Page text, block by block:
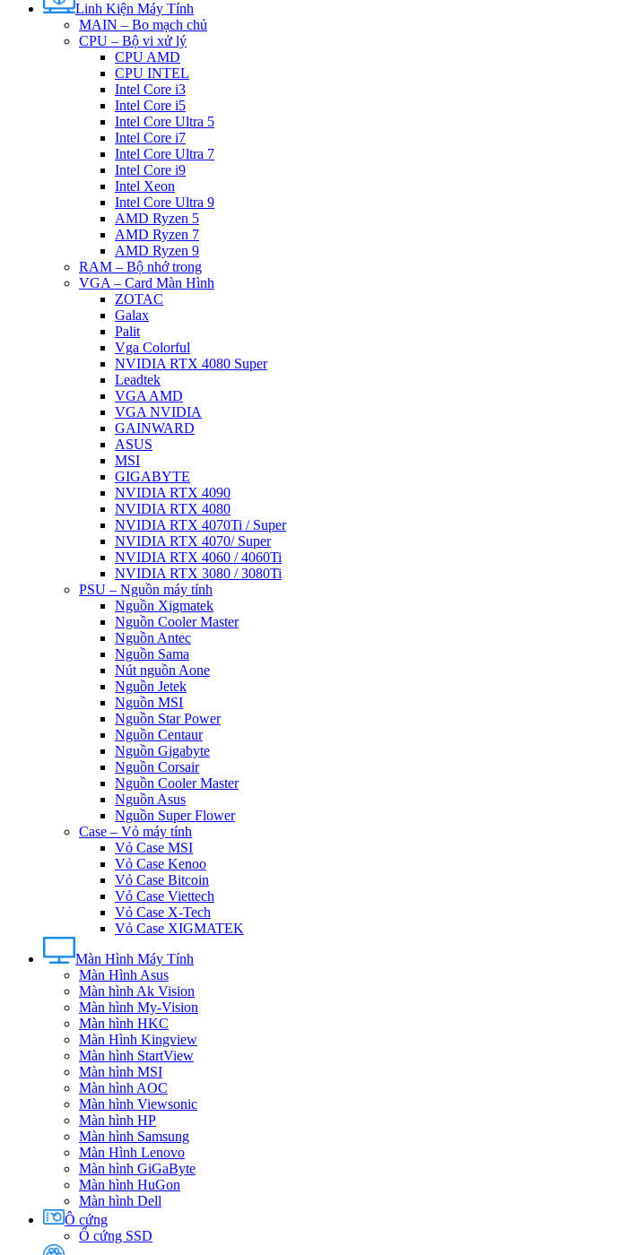
Linh Kiện Máy Tính
MAIN – Bo mạch chủ
CPU – Bộ vi xử lý
CPU AMD
CPU INTEL
Intel Core i3
Intel Core i5
Intel Core Ultra 5
Intel Core i7
Intel Core Ultra 7
Intel Core i9
Intel Xeon
Intel Core Ultra 9
AMD Ryzen 5
AMD Ryzen 7
AMD Ryzen 9
RAM – Bộ nhớ trong
VGA – Card Màn Hình
ZOTAC
Galax
Palit
Vga Colorful
NVIDIA RTX 4080 Super
Leadtek
VGA AMD
VGA NVIDIA
GAINWARD
ASUS
MSI
GIGABYTE
NVIDIA RTX 4090
NVIDIA RTX 4080
NVIDIA RTX 4070Ti / Super
NVIDIA RTX 4070/ Super
NVIDIA RTX 4060 / 4060Ti
NVIDIA RTX 3080 / 3080Ti
PSU – Nguồn máy tính
Nguồn Xigmatek
Nguồn Cooler Master
Nguồn Antec
Nguồn Sama
Nút nguồn Aone
Nguồn Jetek
Nguồn MSI
Nguồn Star Power
Nguồn Centaur
Nguồn Gigabyte
Nguồn Corsair
Nguồn Cooler Master
Nguồn Asus
Nguồn Super Flower
Case – Vỏ máy tính
Vỏ Case MSI
Vỏ Case Kenoo
Vỏ Case Bitcoin
Vỏ Case Viettech
Vỏ Case X-Tech
Vỏ Case XIGMATEK
Màn Hình Máy Tính
Màn Hình Asus
Màn hình Ak Vision
Màn hình My-Vision
Màn hình HKC
Màn Hình Kingview
Màn hình StartView
Màn hình MSI
Màn hình AOC
Màn hình Viewsonic
Màn hình HP
Màn hình Samsung
Màn Hình Lenovo
Màn hình GiGaByte
Màn hình HuGon
Màn hình Dell
Ô cứng
Ổ cứng SSD